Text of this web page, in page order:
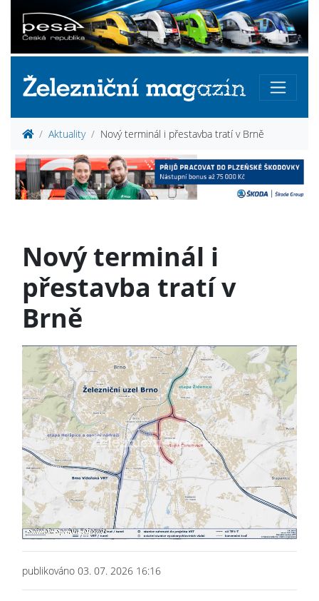
Aktuality Nový terminál i přestavba tratí v Brně
Nový terminál i
přestavba tratí v
Brně
publikováno 03. 07. 2026 16:16